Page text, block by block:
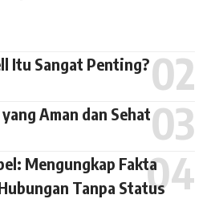
Itu Sangat Penting?
Aman dan Sehat
Mengungkap Fakta
Tanpa Status